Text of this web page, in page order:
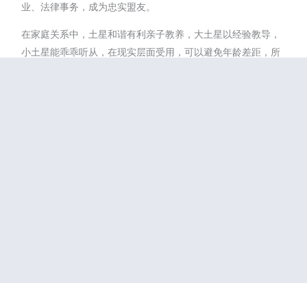
业、法律事务，成为忠实盟友。
在家庭关系中，土星和谐有利亲子教养，大土星以经验教导，
小土星能乖乖听从，在现实层面受用，可以避免年龄差距，所